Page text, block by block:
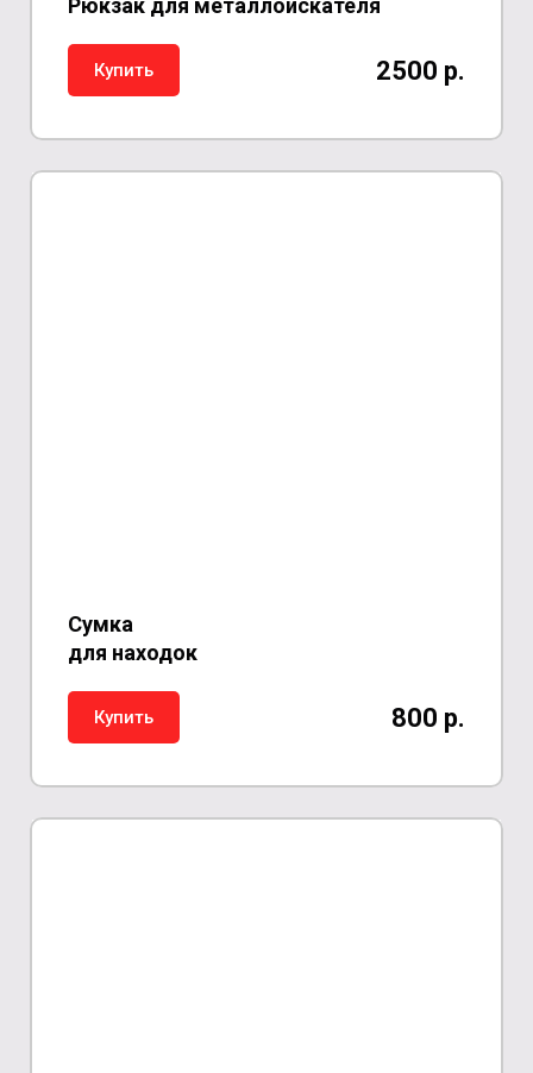
Рюкзак для металлоискателя
Купить 2500 р.
Сумка
для находок
Купить 800 р.